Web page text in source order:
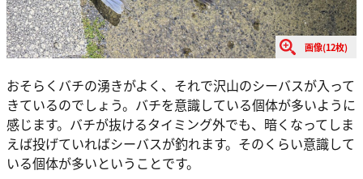
画像(12枚)
おそらくバチの湧きがよく、それで沢山のシーバスが入って
きているのでしょう。バチを意識している個体が多いように
感じます。バチが抜けるタイミング外でも、暗くなってしま
えば投げていればシーバスが釣れます。そのくらい意識して
いる個体が多いということです。